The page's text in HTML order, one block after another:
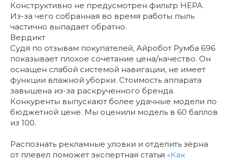
Конструктивно не предусмотрен фильтр HEPA.
Из-за чего собранная во время работы пыль
частично выпадает обратно.
Вердикт
Судя по отзывам покупателей, Айробот Румба 696
показывает плохое сочетание цена/качество. Он
оснащен слабой системой навигации, не имеет
функции влажной уборки. Стоимость аппарата
завышена из-за раскрученного бренда.
Конкуренты выпускают более удачные модели по
бюджетной цене. Мы оценили модель в 60 баллов
из 100.
Распознать рекламные уловки и отделить зёрна
от плевел поможет экспертная статья «Как